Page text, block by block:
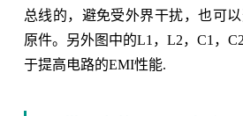
总线的，避免受外界干扰，也可
原件。另外图中的L1，L2，C1，
于提高电路的EMI性能.